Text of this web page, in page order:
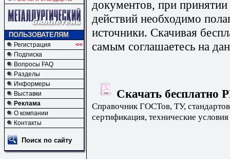
ПОЛЬЗОВАТЕЛЯМ
Регистрация
<<
Подписка
Вопросы FAQ
Разделы
Информеры
Выставки
Реклама
О компании
Контакты
Поиск по сайту
документов, при
действий необходимо
источники. Скачивая
самым соглашаетесь на
Скачать бесплатно
Справочник ГОСТов, ТУ,
сертификация, технические условия